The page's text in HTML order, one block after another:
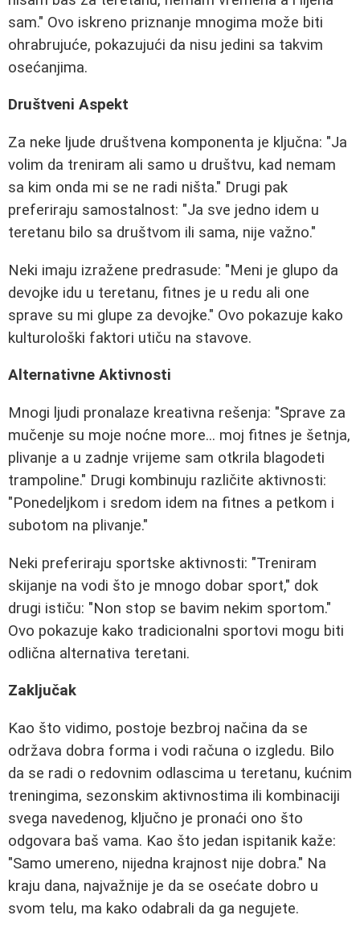
sam." Ovo iskreno priznanje mnogima može biti
ohrabrujuće, pokazujući da nisu jedini sa takvim
osećanjima.
Društveni Aspekt
Za neke ljude društvena komponenta je ključna: "Ja
volim da treniram ali samo u društvu, kad nemam
sa kim onda mi se ne radi ništa." Drugi pak
preferiraju samostalnost: "Ja sve jedno idem u
teretanu bilo sa društvom ili sama, nije važno."
Neki imaju izražene predrasude: "Meni je glupo da
devojke idu u teretanu, fitnes je u redu ali one
sprave su mi glupe za devojke." Ovo pokazuje kako
kulturološki faktori utiču na stavove.
Alternativne Aktivnosti
Mnogi ljudi pronalaze kreativna rešenja: "Sprave za
mučenje su moje noćne more... moj fitnes je šetnja,
plivanje a u zadnje vrijeme sam otkrila blagodeti
trampoline." Drugi kombinuju različite aktivnosti:
"Ponedeljkom i sredom idem na fitnes a petkom i
subotom na plivanje."
Neki preferiraju sportske aktivnosti: "Treniram
skijanje na vodi što je mnogo dobar sport," dok
drugi ističu: "Non stop se bavim nekim sportom."
Ovo pokazuje kako tradicionalni sportovi mogu biti
odlična alternativa teretani.
Zaključak
Kao što vidimo, postoje bezbroj načina da se
održava dobra forma i vodi računa o izgledu. Bilo
da se radi o redovnim odlascima u teretanu, kućnim
treningima, sezonskim aktivnostima ili kombinaciji
svega navedenog, ključno je pronaći ono što
odgovara baš vama. Kao što jedan ispitanik kaže:
"Samo umereno, nijedna krajnost nije dobra." Na
kraju dana, najvažnije je da se osećate dobro u
svom telu, ma kako odabrali da ga negujete.